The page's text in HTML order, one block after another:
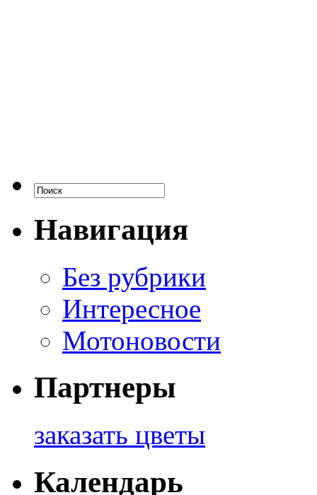
Навигация
Без рубрики
Интересное
Мотоновости
Партнеры
заказать цветы
Календарь